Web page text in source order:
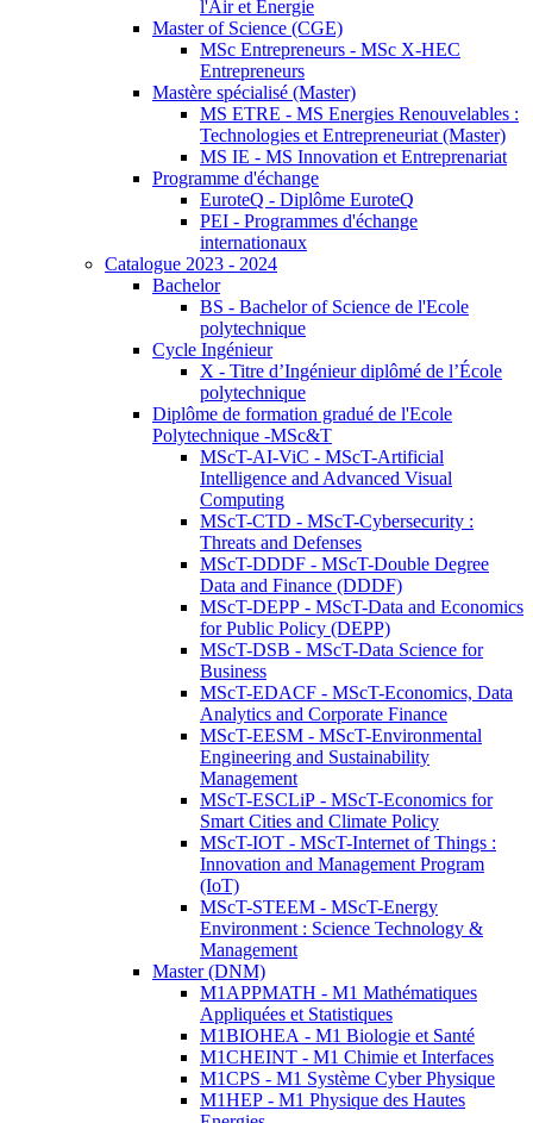
l'Air et Energie
Master of Science (CGE)
MSc Entrepreneurs - MSc X-HEC
Entrepreneurs
Mastère spécialisé (Master)
MS ETRE - MS Energies Renouvelables :
Technologies et Entrepreneuriat (Master)
MS IE - MS Innovation et Entreprenariat
Programme d'échange
EuroteQ - Diplôme EuroteQ
PEI - Programmes d'échange
internationaux
Catalogue 2023 - 2024
Bachelor
BS - Bachelor of Science de l'Ecole
polytechnique
Cycle Ingénieur
X - Titre d’Ingénieur diplômé de l’École
polytechnique
Diplôme de formation gradué de l'Ecole
Polytechnique -MSc&T
MScT-AI-ViC - MScT-Artificial
Intelligence and Advanced Visual
Computing
MScT-CTD - MScT-Cybersecurity :
Threats and Defenses
MScT-DDDF - MScT-Double Degree
Data and Finance (DDDF)
MScT-DEPP - MScT-Data and Economics
for Public Policy (DEPP)
MScT-DSB - MScT-Data Science for
Business
MScT-EDACF - MScT-Economics, Data
Analytics and Corporate Finance
MScT-EESM - MScT-Environmental
Engineering and Sustainability
Management
MScT-ESCLiP - MScT-Economics for
Smart Cities and Climate Policy
MScT-IOT - MScT-Internet of Things :
Innovation and Management Program
(IoT)
MScT-STEEM - MScT-Energy
Environment : Science Technology &
Management
Master (DNM)
M1APPMATH - M1 Mathématiques
Appliquées et Statistiques
M1BIOHEA - M1 Biologie et Santé
M1CHEINT - M1 Chimie et Interfaces
M1CPS - M1 Système Cyber Physique
M1HEP - M1 Physique des Hautes